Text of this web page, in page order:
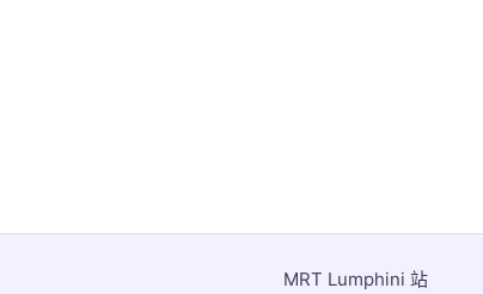
MRT Lumphini 站